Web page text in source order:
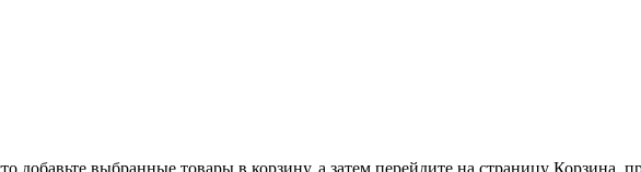
добавьте выбранные товары в корзину, а затем перейдите на страницу Корзина,